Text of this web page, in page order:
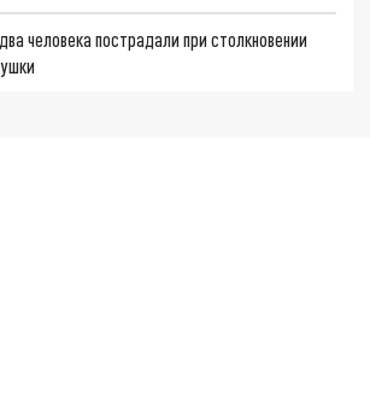
человека пострадали при столкновении